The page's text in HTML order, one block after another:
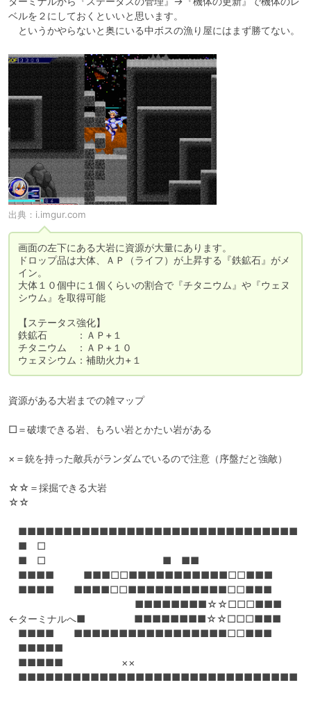
ベルを２にしておくといいと思います。
出典： i.imgur.com
画面の左下にある大岩に資源が大量にあります。
ドロップ品は大体、ＡＰ（ライフ）が上昇する『鉄鉱石』がメ
イン。
大体１０個中に１個くらいの割合で『チタニウム』や『ウェヌ
シウム』を取得可能
【ステータス強化】
鉄鉱石　　　：ＡＰ+１
チタニウム　：ＡＰ+１０
ウェヌシウム：補助火力+１
資源がある大岩までの雑マップ
□＝破壊できる岩、もろい岩とかたい岩がある
×＝銃を持った敵兵がランダムでいるので注意（序盤だと強敵）
☆☆＝採掘できる大岩
☆☆
■■■■■■■■■■■■■■■■■■■■■■■■■■■■■■■
■　□
■　□　　　　　　　　　　　　■　■■
■■■■　　　■■■□□■■■■■■■■■■■□□■■■
■■■■　　■■■■□□■■■■■■■■■■■□□■■■
■■■■■■■■☆☆□□□■■■
←ターミナルへ■　　　　　■■■■■■■■☆☆□□□■■■
■■■■　　■■■■■■■■■■■■■■■■■□□■■■
■■■■■
■■■■■　　　　　　××
■■■■■■■■■■■■■■■■■■■■■■■■■■■■■■■